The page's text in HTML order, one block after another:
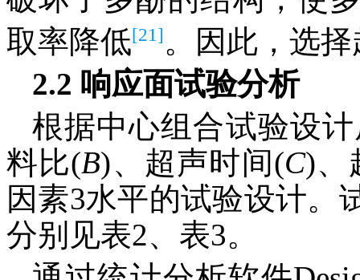
取率降低[21] 。因此，选
2.2 响应面试验分析
根据中心组合试验设
料比(B)、超声时间(C)、
因素3水平的试验设计。
分别见表2、表3。